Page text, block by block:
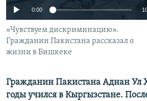
0:00
«Чувствуем дискриминацию».
Гражданин Пакистана рассказал о
жизни в Бишкеке
Гражданин Пакистана Аднан Ул
годы учился в Кыргызстане.